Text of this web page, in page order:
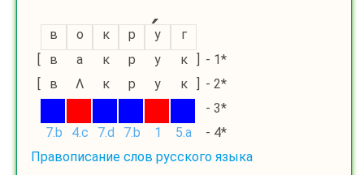
в о к р у
г
[
в a к р у к ] - 1*
[
в Λ к р у к ] - 2*
- 3*
7.b
4.c 7.d 7.b 1 5.a
- 4*
Правописание слов русского языка